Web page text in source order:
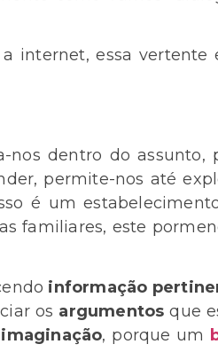
internet, essa vertente
dentro do assunto,
permite-nos até
é um
familiares, este
informação
os argumentos que
imaginação, porque um